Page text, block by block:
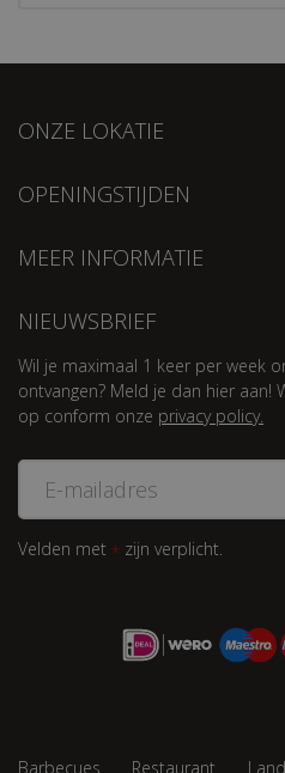
ONZE LOKATIE
OPENINGSTIJDEN
MEER INFORMATIE
NIEUWSBRIEF
Wil je maximaal 1 keer per week
ontvangen? Meld je dan hier aan!
op conform onze privacy policy.
Velden met * zijn verplicht.
Barbecues Restaurant